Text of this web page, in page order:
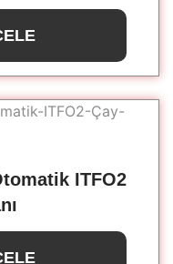
ITFO2